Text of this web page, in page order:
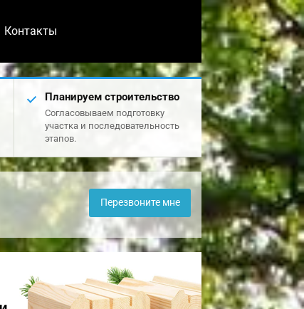
Контакты
Планируем строительство
Согласовываем подготовку
участка и последовательность
этапов.
Перезвоните мне